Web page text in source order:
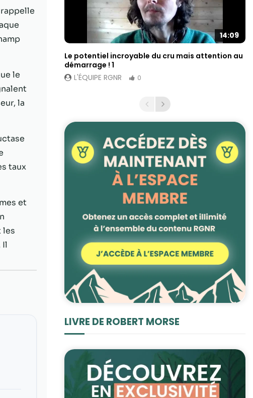
le
la
taux
et
les
Il
14:09
Le potentiel incroyable du cru mais attention au
démarrage ! 1
L'ÉQUIPE RGNR
0
LIVRE DE ROBERT MORSE